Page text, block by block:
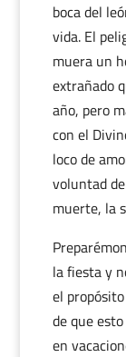
boca del
vida. El
muera un
extrañado
año, pero
con el
loco de
voluntad
muerte, la
la fiesta y
el
de que
en